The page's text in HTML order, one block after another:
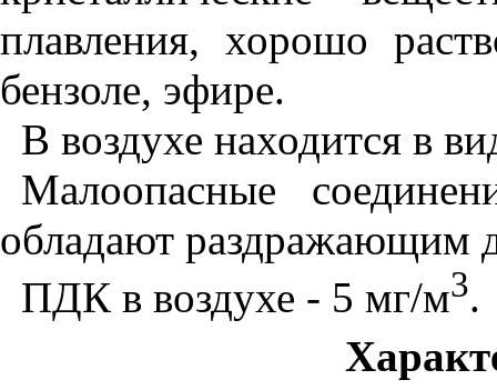
плавления, хорошо
бензоле, эфире.
В воздухе находится в
Малоопасные
обладают раздражающим
ПДК в воздухе - 5 мг/м3.